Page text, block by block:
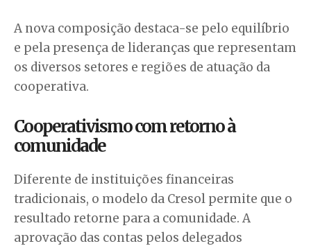
A nova composição destaca-se pelo equilíbrio
e pela presença de lideranças que representam
os diversos setores e regiões de atuação da
cooperativa.
Cooperativismo com retorno à
comunidade
Diferente de instituições financeiras
tradicionais, o modelo da Cresol permite que o
resultado retorne para a comunidade. A
aprovação das contas pelos delegados